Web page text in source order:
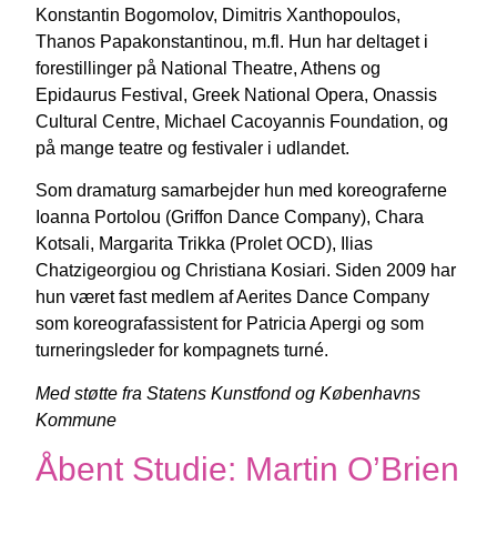
Konstantin Bogomolov, Dimitris Xanthopoulos,
Thanos Papakonstantinou, m.fl. Hun har deltaget i
forestillinger på National Theatre, Athens og
Epidaurus Festival, Greek National Opera, Onassis
Cultural Centre, Michael Cacoyannis Foundation, og
på mange teatre og festivaler i udlandet.
Som dramaturg samarbejder hun med koreograferne
Ioanna Portolou (Griffon Dance Company), Chara
Kotsali, Margarita Trikka (Prolet OCD), Ilias
Chatzigeorgiou og Christiana Kosiari. Siden 2009 har
hun været fast medlem af Aerites Dance Company
som koreografassistent for Patricia Apergi og som
turneringsleder for kompagnets turné.
Med støtte fra Statens Kunstfond og Københavns
Kommune
Åbent Studie: Martin O’Brien